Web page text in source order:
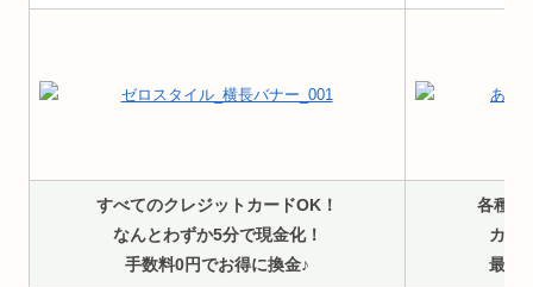
すべてのクレジットカードOK！
なんとわずか5分で現金化！
手数料0円でお得に換金♪
各種ク
カー
最短